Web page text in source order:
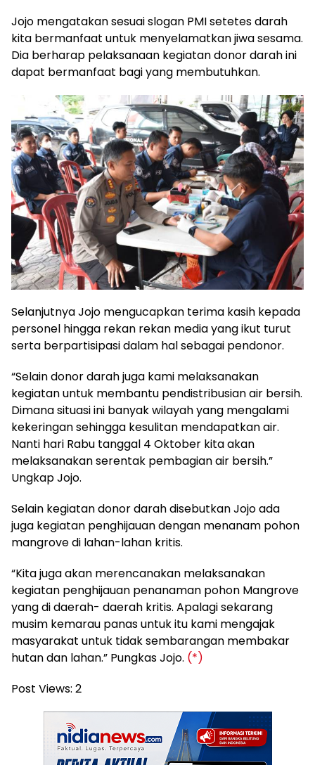
Jojo mengatakan sesuai slogan PMI setetes darah
kita bermanfaat untuk menyelamatkan jiwa sesama.
Dia berharap pelaksanaan kegiatan donor darah ini
dapat bermanfaat bagi yang membutuhkan.
Selanjutnya Jojo mengucapkan terima kasih kepada
personel hingga rekan rekan media yang ikut turut
serta berpartisipasi dalam hal sebagai pendonor.
“Selain donor darah juga kami melaksanakan
kegiatan untuk membantu pendistribusian air bersih.
Dimana situasi ini banyak wilayah yang mengalami
kekeringan sehingga kesulitan mendapatkan air.
Nanti hari Rabu tanggal 4 Oktober kita akan
melaksanakan serentak pembagian air bersih.”
Ungkap Jojo.
Selain kegiatan donor darah disebutkan Jojo ada
juga kegiatan penghijauan dengan menanam pohon
mangrove di lahan-lahan kritis.
“Kita juga akan merencanakan melaksanakan
kegiatan penghijauan penanaman pohon Mangrove
yang di daerah- daerah kritis. Apalagi sekarang
musim kemarau panas untuk itu kami mengajak
masyarakat untuk tidak sembarangan membakar
hutan dan lahan.” Pungkas Jojo. (*)
Post Views: 2